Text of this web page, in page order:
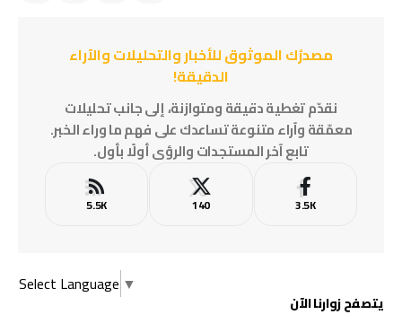
مصدرُك الموثوق للأخبار والتحليلات والآراء
الدقيقة!
نقدّم تغطية دقيقة ومتوازنة، إلى جانب تحليلات
معمّقة وآراء متنوعة تساعدك على فهم ما وراء الخبر.
تابع آخر المستجدات والرؤى أولًا بأول.
3.5K
140
5.5K
Select Language ▼
يتصفح زوارنا الآن